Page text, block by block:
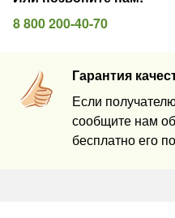
8 800 200-40-70
Гарантия
Если
сообщите нам
бесплатно его